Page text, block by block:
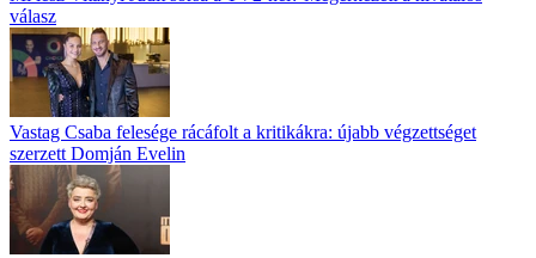
válasz
Vastag Csaba felesége rácáfolt a kritikákra: újabb végzettséget
szerzett Domján Evelin